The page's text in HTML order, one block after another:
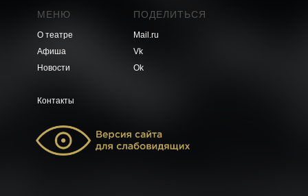
МЕНЮ
О театре
Афиша
Новости
Контакты
ПОДЕЛИТЬСЯ
Mail.ru
Vk
Ok